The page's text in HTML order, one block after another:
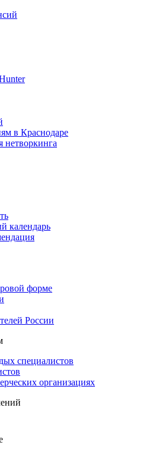
в Краснодаре
нетворкинга
календарь
форме
России
специалистов
организациях